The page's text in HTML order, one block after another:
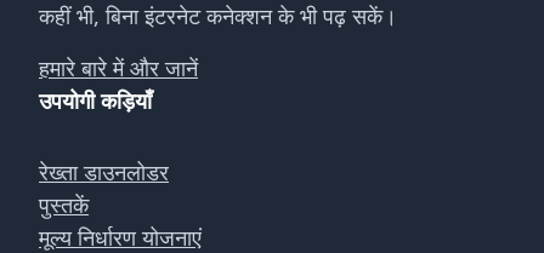
कहीं भी, बिना इंटरनेट कनेक्शन के भी पढ़ सकें।
हमारे बारे में और जानें
उपयोगी कड़ियाँ
रेख्ता डाउनलोडर
पुस्तकें
मूल्य निर्धारण योजनाएं